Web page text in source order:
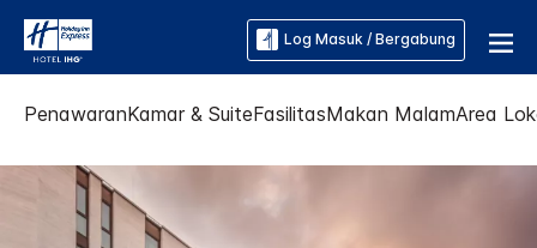
Log Masuk / Bergabung
PenawaranKamar & SuiteFasilitasMakan MalamArea